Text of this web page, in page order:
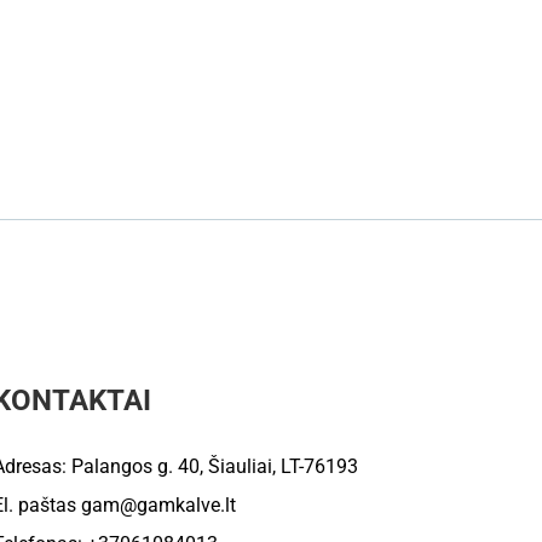
Palangos g. 40, Šiauliai, LT-76193
paštasgam@gamkalve.lt